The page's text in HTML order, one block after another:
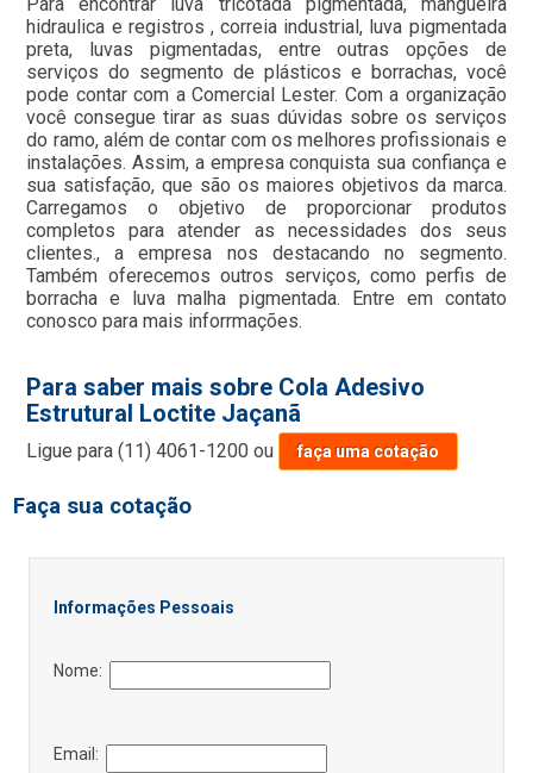
hidraulica e registros , correia industrial, luva pigmentada
preta, luvas pigmentadas, entre outras opções de
serviços do segmento de plásticos e borrachas, você
pode contar com a Comercial Lester. Com a organização
você consegue tirar as suas dúvidas sobre os serviços
do ramo, além de contar com os melhores profissionais e
instalações. Assim, a empresa conquista sua confiança e
sua satisfação, que são os maiores objetivos da marca.
Carregamos o objetivo de proporcionar produtos
completos para atender as necessidades dos seus
clientes., a empresa nos destacando no segmento.
Também oferecemos outros serviços, como perfis de
borracha e luva malha pigmentada. Entre em contato
conosco para mais inforrmações.
Para saber mais sobre Cola Adesivo
Estrutural Loctite Jaçanã
Ligue para(11) 4061-1200 ou faça uma cotação
Faça sua cotação
Informações Pessoais
Nome:
Email: